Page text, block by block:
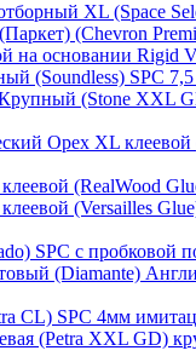
XL (Space
(Chevron
на основании Rigid
(Soundless) SPC
(Stone XXL
Орех XL клеевой
(RealWood
(Versailles
SPC с пробковой
(Diamante)
CL) SPC 4мм
(Petra XXL GD)